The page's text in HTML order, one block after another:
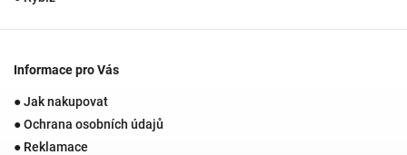
Informace pro Vás
● Jak nakupovat
● Ochrana osobních údajů
● Reklamace